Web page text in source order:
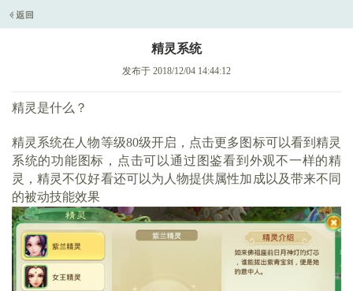
精灵系统
发布于 2018/12/04 14:44:12
精灵是什么？
精灵系统在人物等级80级开启，点击更多图标可以看到精灵
系统的功能图标，点击可以通过图鉴看到外观不一样的精
灵，精灵不仅好看还可以为人物提供属性加成以及带来不同
的被动技能效果